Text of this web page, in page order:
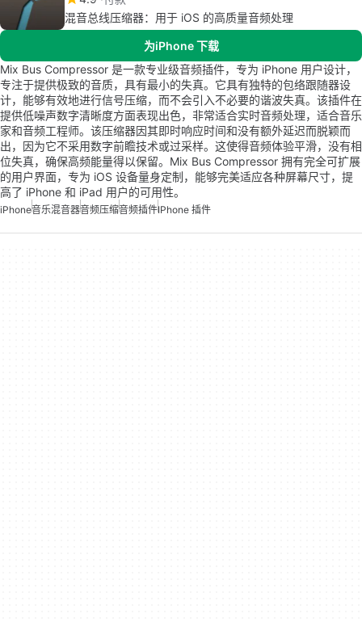
混音总线压缩器：用于 iOS 的高质量音频处理
为iPhone 下载
Mix Bus Compressor 是一款专业级音频插件，专为 iPhone 用户设计，
专注于提供极致的音质，具有最小的失真。它具有独特的包络跟随器设
计，能够有效地进行信号压缩，而不会引入不必要的谐波失真。该插件在
提供低噪声数字清晰度方面表现出色，非常适合实时音频处理，适合音乐
家和音频工程师。该压缩器因其即时响应时间和没有额外延迟而脱颖而
出，因为它不采用数字前瞻技术或过采样。这使得音频体验平滑，没有相
位失真，确保高频能量得以保留。Mix Bus Compressor 拥有完全可扩展
的用户界面，专为 iOS 设备量身定制，能够完美适应各种屏幕尺寸，提
高了 iPhone 和 iPad 用户的可用性。
iPhone音乐混音器音频压缩音频插件IPhone 插件